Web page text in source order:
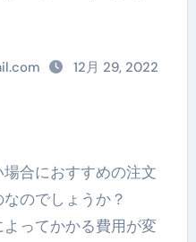
12月 29, 2022
のでしょうか？
ってかかる費用が変